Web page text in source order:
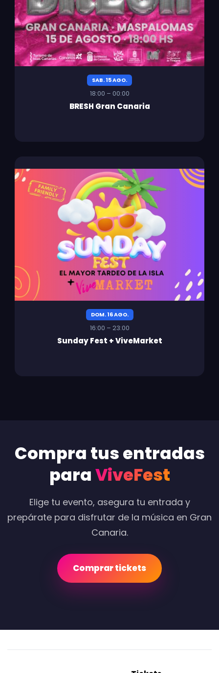
SAB. 15 AGO.
18:00 – 00:00
BRESH Gran Canaria
DOM. 16 AGO.
16:00 – 23:00
Sunday Fest + ViveMarket
Compra tus entradas
paraViveFest
Elige tu evento, asegura tu entrada y
prepárate para disfrutar de la música en Gran
Canaria.
Comprar tickets